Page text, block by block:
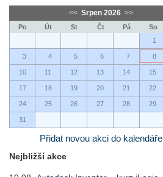
<< Srpen 2026 >>
Po Út St Čt Pá So
1
3 4 5 6 7 8
10 11 12 13 14 15
17 18 19 20 21 22
24 25 26 27 28 29
31
Přidat novou akci do kalendáře
Nejbližší akce